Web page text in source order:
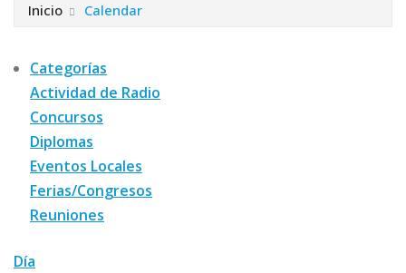
Inicio Calendar
Categorías
Actividad de Radio
Concursos
Diplomas
Eventos Locales
Ferias/Congresos
Reuniones
Día